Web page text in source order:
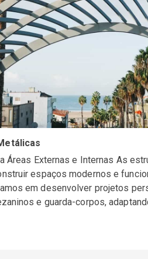
Áreas Externas e Internas As
espaços modernos e
em desenvolver projetos
e guarda-corpos,